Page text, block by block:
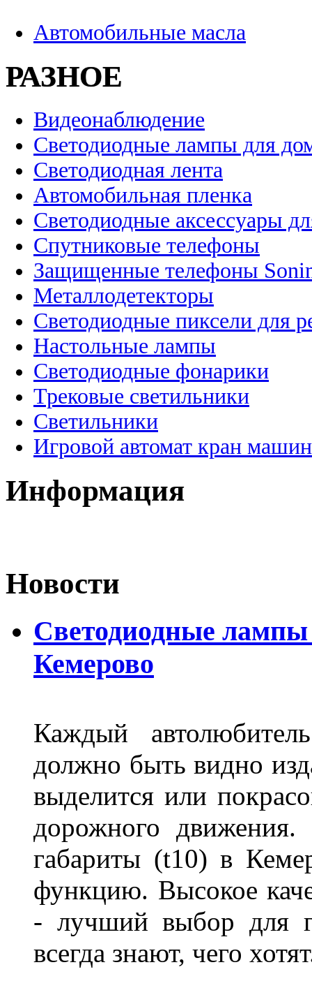
Автомобильные масла
РАЗНОЕ
Видеонаблюдение
Светодиодные лампы для
Светодиодная лента
Автомобильная пленка
Светодиодные аксессуары
Спутниковые телефоны
Защищенные телефоны
Металлодетекторы
Светодиодные пиксели для
Настольные лампы
Светодиодные фонарики
Трековые светильники
Светильники
Игровой автомат кран
Информация
Новости
Светодиодные
Кемерово
Каждый
должно быть видно
выделится или
дорожного
габариты (t10) в
функцию. Высокое
- лучший выбор для
всегда знают, чего